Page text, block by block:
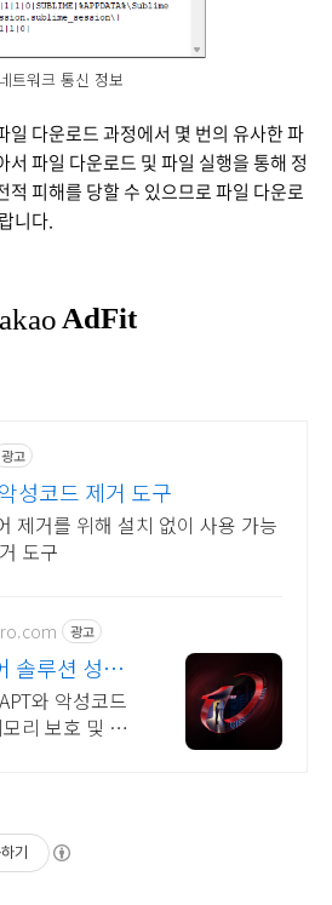
네트워크 통신 정보
일 다운로드 과정에서 몇 번의 유사한 파
서 파일 다운로드 및 파일 실행을 통해 정
적 피해를 당할 수 있으므로 파일 다운로
니다.
광고
성코드 제거 도구
제거를 위해 설치 없이 사용 가능
도구
광고
솔루션 성능
벤더
와 악성코드
리 보호 및 보
기